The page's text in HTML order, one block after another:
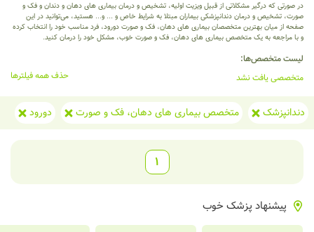
در صورتی که درگیر مشکلاتی از قبیل ویزیت اولیه، تشخیص و درمان بیماری های دهان و دندان و فک و
صورت، تشخیص و درمان دندانپزشکی بیماران مبتلا به شرایط خاص و ... و... هستید، می‌توانید در این
صفحه از میان بهترین متخصصان بیماری‌ های دهان، فک و صورت دورود، فرد مناسب خود را انتخاب کرده
و با مراجعه به یک متخصص بیماری‌ های دهان، فک و صورت خوب، مشکل خود را درمان کنید.
لیست متخصص‌ها:
متخصصی یافت نشد
حذف همه فیلترها
دندانپزشک متخصص بیماری‌ های دهان، فک و صورت دورود
1
پیشنهاد پزشک خوب